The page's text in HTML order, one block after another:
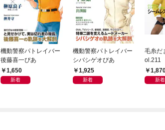
機動警察パトレイバー
後藤喜一ぴあ
1,650
新着
機動警察パトレイバー
シバシゲオぴあ
1,925
新着
毛糸だ
ol.211
新着